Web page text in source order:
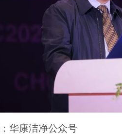
华康洁净公众号